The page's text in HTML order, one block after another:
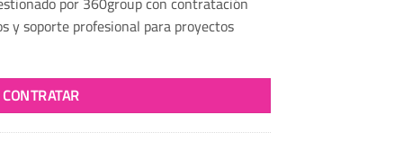
y soporte profesional para proyectos
CONTRATAR